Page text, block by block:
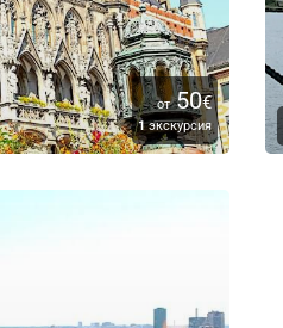
от50€
1экскурсия